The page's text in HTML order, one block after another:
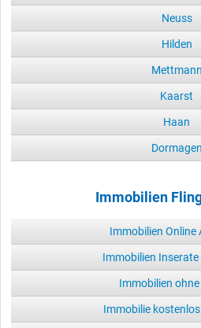
Neuss
Hilden
Mettmann
Kaarst
Haan
Dormagen
Immobilien
Immobilien Online
Immobilien
Immobilien
Immobilie